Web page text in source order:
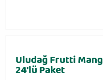
Uludağ Frutti
24′lü Paket